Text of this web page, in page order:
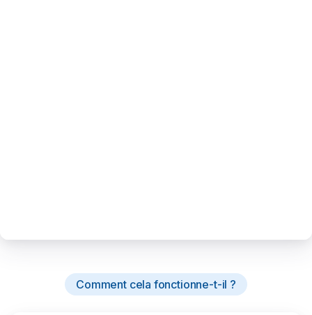
Comment cela fonctionne-t-il ?